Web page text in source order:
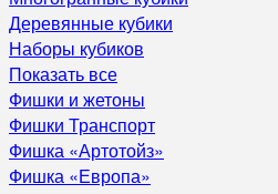
Деревянные кубики
Наборы кубиков
Показать все
Фишки и жетоны
Фишки Транспорт
Фишка «Артотойз»
Фишка «Европа»